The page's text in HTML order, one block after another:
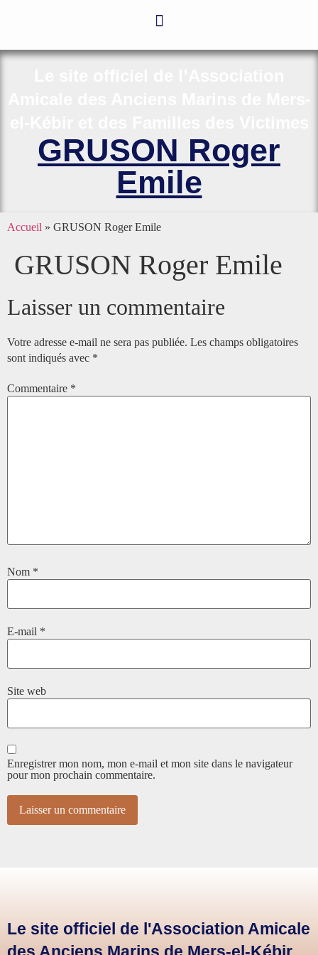
GRUSON Roger
Emile
Accueil » GRUSON Roger Emile
GRUSON Roger Emile
Laisser un commentaire
Votre adresse e-mail ne sera pas publiée. Les champs obligatoires
sont indiqués avec *
Commentaire *
Nom *
E-mail *
Site web
Enregistrer mon nom, mon e-mail et mon site dans le navigateur
pour mon prochain commentaire.
Le site officiel de l'Association Amicale